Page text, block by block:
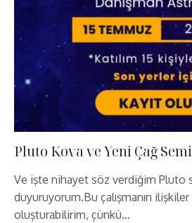
Pluto Kova ve Yeni Çağ
Ve işte nihayet söz verdiğim Pluto
duyuruyorum.Bu çalışmanın ilişkiler
oluşturabilirim, çünkü…